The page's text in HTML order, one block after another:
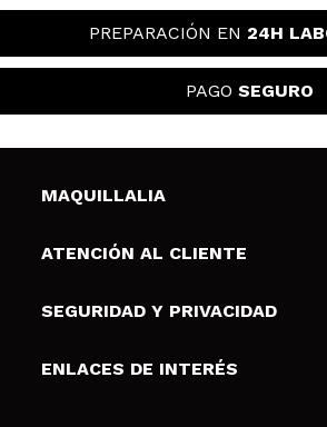
PREPARACIÓN EN 24H
PAGO SEGURO
MAQUILLALIA
Sobre nosotros
Tarjetas de Regalo
ATENCIÓN AL CLIENTE
Envíos y devoluciones
Formas de pago
SEGURIDAD Y PRIVACIDAD
Terminos y condiciones de uso
ENLACES DE INTERÉS